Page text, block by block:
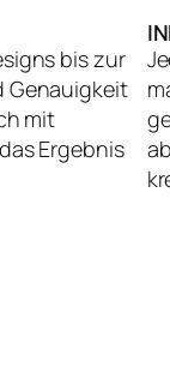
bis zur
Genauigkeit
mit
Ergebnis